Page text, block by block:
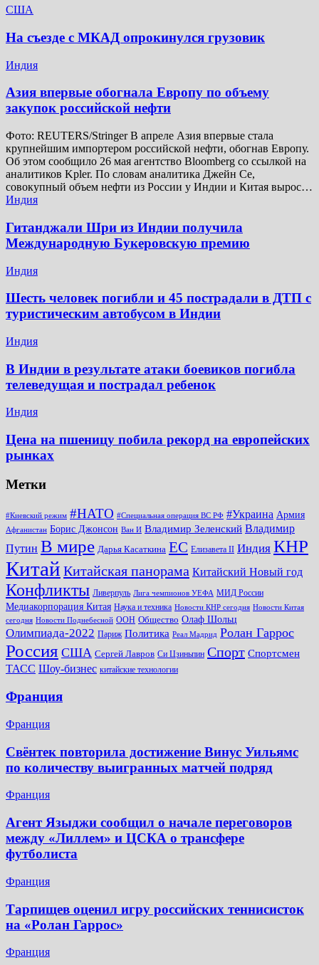
США
На съезде с МКАД опрокинулся грузовик
Индия
Азия впервые обогнала Европу по объему
закупок российской нефти
Фото: REUTERS/Stringer В апреле Азия впервые стала
крупнейшим импортером российской нефти, обогнав Европу.
Об этом сообщило 26 мая агентство Bloomberg со ссылкой на
аналитиков Kpler. По словам аналитика Джейн Се,
совокупный объем нефти из России у Индии и Китая вырос…
Индия
Гитанджали Шри из Индии получила
Международную Букеровскую премию
Индия
Шесть человек погибли и 45 пострадали в ДТП с
туристическим автобусом в Индии
Индия
В Индии в результате атаки боевиков погибла
телеведущая и пострадал ребенок
Индия
Цена на пшеницу побила рекорд на европейских
рынках
Метки
#Киевский режим #НАТО #Специальная операция ВС РФ #Украина Армия
Афганистан Борис Джонсон Ван И Владимир Зеленский Владимир
Путин В мире Дарья Касаткина ЕС Елизавета II Индия КНР
Китай Китайская панорама Китайский Новый год
Конфликты Ливерпуль Лига чемпионов УЕФА МИД России
Медиакорпорация Китая Наука и техника Новости КНР сегодня Новости Китая
сегодня Новости Поднебесной ООН Общество Олаф Шольц
Олимпиада-2022 Париж Политика Реал Мадрид Ролан Гаррос
Россия США Сергей Лавров Си Цзиньпин Спорт Спортсмен
ТАСС Шоу-бизнес китайские технологии
Франция
Франция
Свёнтек повторила достижение Винус Уильямс
по количеству выигранных матчей подряд
Франция
Агент Языджи сообщил о начале переговоров
между «Лиллем» и ЦСКА о трансфере
футболиста
Франция
Тарпищев оценил игру российских теннисисток
на «Ролан Гаррос»
Франция